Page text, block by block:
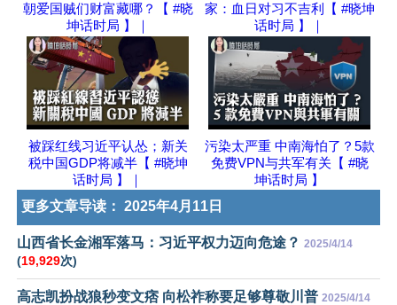
朝爱国贼们财富藏哪？【 #晓
坤话时局 】｜
家：血日对习不吉利【 #晓坤
话时局 】｜
被踩红线习近平认怂；新关
税中国GDP将减半【 #晓坤
话时局 】｜
污染太严重 中南海怕了？5款
免费VPN与共军有关【 #晓
坤话时局 】
更多文章导读： 2025年4月11日
山西省长金湘军落马：习近平权力迈向危途？ 2025/4/14
(19,929次)
高志凯扮战狼秒变文痞 向松祚称要足够尊敬川普 2025/4/14